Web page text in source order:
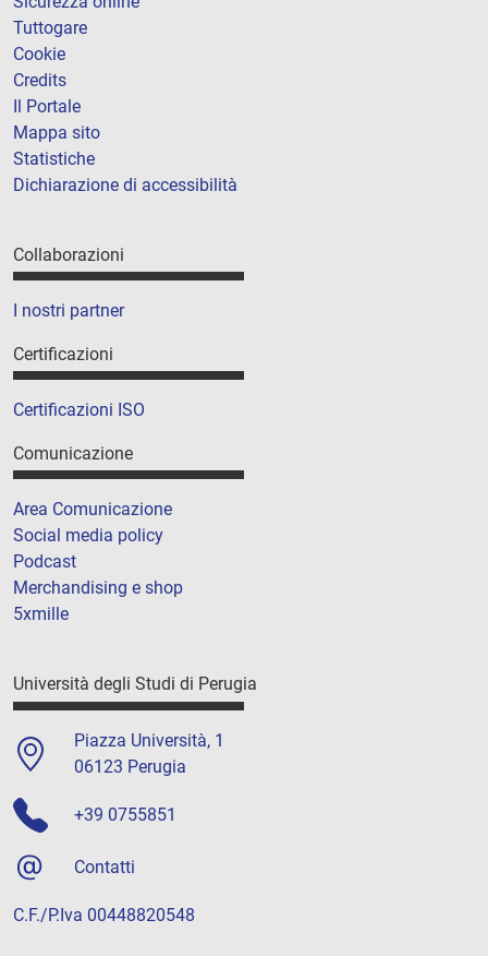
Tuttogare
Cookie
Credits
Il Portale
Mappa sito
Statistiche
Dichiarazione di accessibilità
Collaborazioni
I nostri partner
Certificazioni
Certificazioni ISO
Comunicazione
Area Comunicazione
Social media policy
Podcast
Merchandising e shop
5xmille
Università degli Studi di Perugia
Piazza Università, 1
06123 Perugia
+39 0755851
Contatti
C.F./P.Iva 00448820548